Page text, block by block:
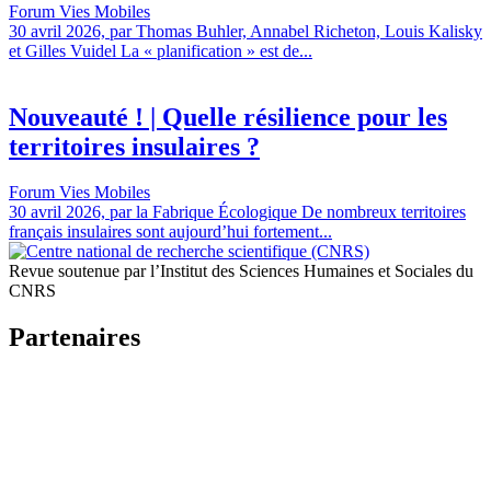
Forum Vies Mobiles
30 avril 2026, par Thomas Buhler, Annabel Richeton, Louis Kalisky
et Gilles Vuidel La « planification » est de...
Nouveauté ! | Quelle résilience pour les
territoires insulaires ?
Forum Vies Mobiles
30 avril 2026, par la Fabrique Écologique De nombreux territoires
français insulaires sont aujourd’hui fortement...
Revue soutenue par l’Institut des Sciences Humaines et Sociales du
CNRS
Partenaires